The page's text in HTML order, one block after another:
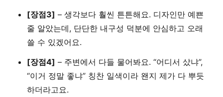
[장점3] – 생각보다 훨씬 튼튼해요. 디자인만 예쁜
줄 알았는데, 단단한 내구성 덕분에 안심하고 오래
쓸 수 있겠어요.
[장점4] – 주변에서 다들 물어봐요. “어디서 샀냐”,
“이거 정말 좋냐” 칭찬 일색이라 왠지 제가 다 뿌듯
하더라고요.